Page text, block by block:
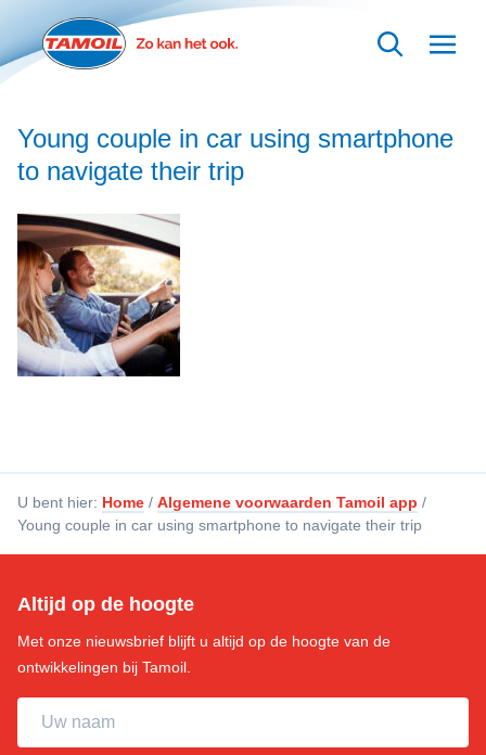
Ga naar hoofdinhoud
Young couple in car using smartphone
to navigate their trip
U bent hier: Home / Algemene voorwaarden Tamoil app /
Young couple in car using smartphone to navigate their trip
Altijd op de hoogte
Met onze nieuwsbrief blijft u altijd op de hoogte van de
ontwikkelingen bij Tamoil.
Uw naam